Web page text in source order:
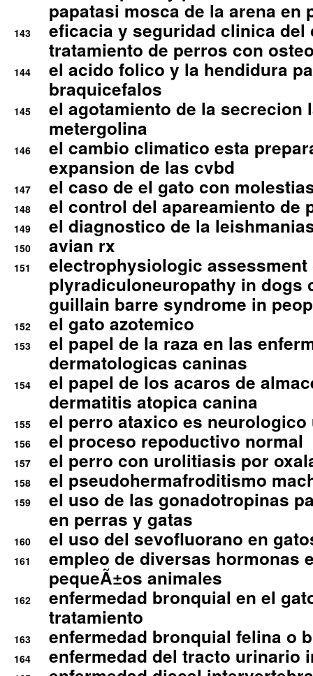
papatasi mosca de la arena en
143
eficacia y seguridad clinica del
tratamiento de perros con
144
el acido folico y la hendidura
braquicefalos
145
el agotamiento de la secrecion
metergolina
146
el cambio climatico esta
expansion de las cvbd
147 el caso de el gato con
148 el control del apareamiento de
149 el diagnostico de la
150 avian rx
151
electrophysiologic assessment
plyradiculoneuropathy in dogs
guillain barre syndrome in
152 el gato azotemico
153
el papel de la raza en las
dermatologicas caninas
154
el papel de los acaros de
dermatitis atopica canina
155 el perro ataxico es
156 el proceso repoductivo normal
157 el perro con urolitiasis por
158 el pseudohermafroditismo
159
el uso de las gonadotropinas
en perras y gatas
160 el uso del sevofluorano en
161
empleo de diversas hormonas
pequeÃ±os animales
162
enfermedad bronquial en el
tratamiento
163 enfermedad bronquial felina o
164 enfermedad del tracto urinario